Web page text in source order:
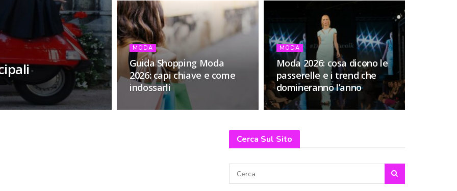
MODA
Guida Shopping Moda
2026: capi chiave e come
indossarli
MODA
Moda 2026: cosa dicono le
passerelle e i trend che
domineranno l’anno
Cerca Sul Sito